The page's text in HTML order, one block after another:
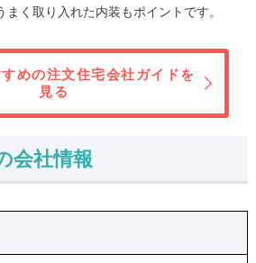
く取り入れた内装もポイントです。
めの注文住宅会社ガイドを
見る
会社情報